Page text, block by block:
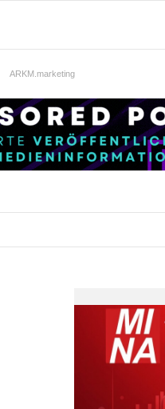
ARKM.marketing